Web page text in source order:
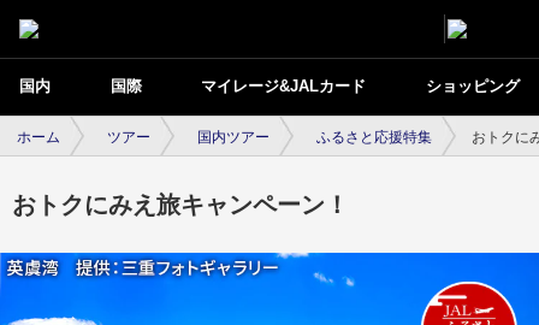
国内 国際 マイレージ&JALカード ショッピング
ホーム ツアー 国内ツアー ふるさと応援特集 おトクに
おトクにみえ旅キャンペーン！